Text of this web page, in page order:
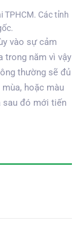
TPHCM. Các tỉnh
vào sự cảm
trong năm vì vậy
thường sẽ đủ
hoặc màu
sau đó mới tiến